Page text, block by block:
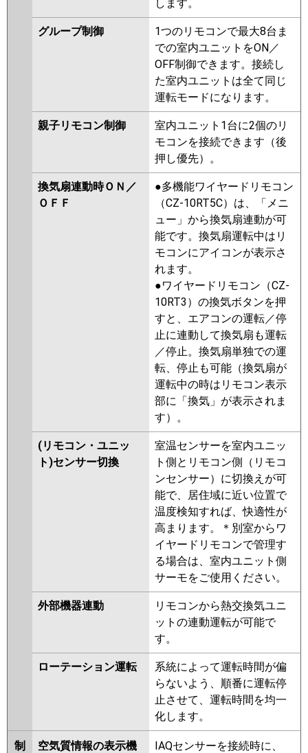
します。
グループ制御
1つのリモコンで最大8台ま
での室内ユニットをON／
OFF制御できます。接続し
た室内ユニットは全て同じ
運転モードになります。
親子リモコン制御
室内ユニット1台に2個のリ
モコンを接続できます（後
押し優先）。
換気扇連動時ＯＮ／
ＯＦＦ
●多機能ワイヤードリモコン
（CZ-10RT5C）は、「メニ
ュー」から換気扇連動が可
能です。換気扇運転中はリ
モコンにアイコンが表示さ
れます。
●ワイヤードリモコン（CZ-
10RT3）の換気ボタンを押
すと、エアコンの運転／停
止に連動して換気扇も運転
／停止。換気扇単独での運
転、停止も可能（換気扇が
運転中の時はリモコン表示
部に「換気」が表示されま
す）。
(リモコン・ユニッ
ト)センサー切換
室温センサーを室内ユニッ
ト側とリモコン側（リモコ
ンセンサー）に切換えが可
能で、居住域に近い位置で
温度検知すれば、快適性が
高まります。＊別室からワ
イヤードリモコンで管理す
る場合は、室内ユニット側
サーモをご使用ください。
外部機器連動
リモコンから熱交換気ユニ
ットの連動運転が可能で
す。
ローテーション運転
系統によって運転時間が偏
らないよう、順番に運転停
止させて、運転時間を均一
化します。
制 空気質情報の表示機 IAQセンサーを接続時に、